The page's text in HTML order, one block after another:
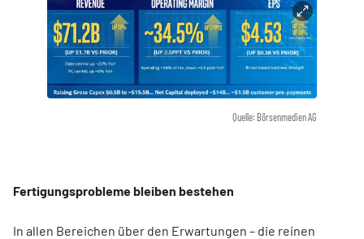
Quelle: Börsenmedien AG
Fertigungsprobleme bleiben bestehen
In allen Bereichen über den Erwartungen – die reinen